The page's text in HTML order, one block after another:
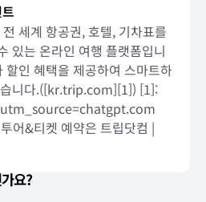
세계 항공권, 호텔, 기차표를
있는 온라인 여행 플랫폼입니
할인 혜택을 제공하여 스마트하
습니다.([kr.trip.com][1]) [1]:
어&티켓 예약은 트립닷컴 |
요?